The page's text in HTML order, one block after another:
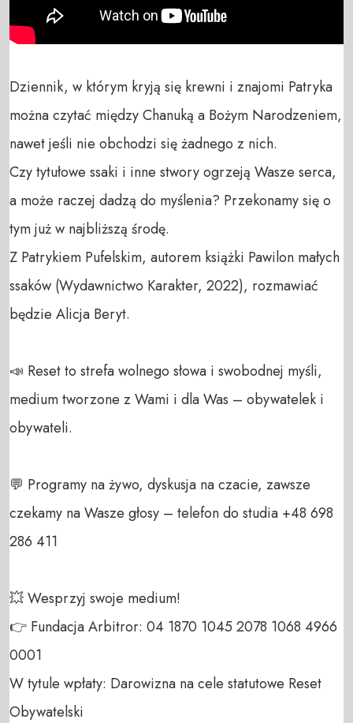
Dziennik, w którym kryją się krewni i znajomi Patryka
można czytać między Chanuką a Bożym Narodzeniem,
nawet jeśli nie obchodzi się żadnego z nich.
Czy tytułowe ssaki i inne stwory ogrzeją Wasze serca,
a może raczej dadzą do myślenia? Przekonamy się o
tym już w najbliższą środę.
Z Patrykiem Pufelskim, autorem książki Pawilon małych
ssaków (Wydawnictwo Karakter, 2022), rozmawiać
będzie Alicja Beryt.
📣 Reset to strefa wolnego słowa i swobodnej myśli,
medium tworzone z Wami i dla Was – obywatelek i
obywateli.
💬 Programy na żywo, dyskusja na czacie, zawsze
czekamy na Wasze głosy – telefon do studia +48 698
286 411
💥 Wesprzyj swoje medium!
👉 Fundacja Arbitror: 04 1870 1045 2078 1068 4966
0001
W tytule wpłaty: Darowizna na cele statutowe Reset
Obywatelski